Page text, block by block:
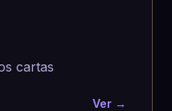
cartas
Ver →